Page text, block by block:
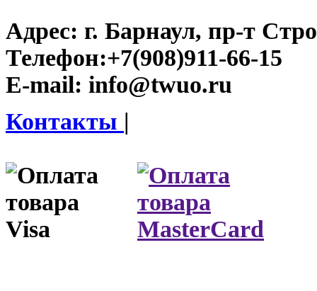
Адрес: г. Барнаул, пр-т
Телефон:+7(908)911-66-15
E-mail: info@twuo.ru
Контакты |